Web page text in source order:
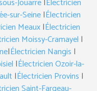
sur-Seine|Électricien
Meaux|Électricien
Moissy-Cramayel |
|Électricien Nangis |
|Électricien Ozoir-la-
|Électricien Provins |